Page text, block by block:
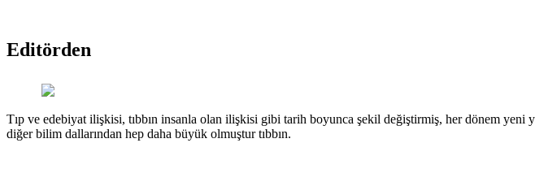
Editörden
Tıp ve edebiyat ilişkisi, tıbbın insanla olan ilişkisi gibi tarih boyunca şekil değiştirmiş, her dönem yeni
diğer bilim dallarından hep daha büyük olmuştur tıbbın.